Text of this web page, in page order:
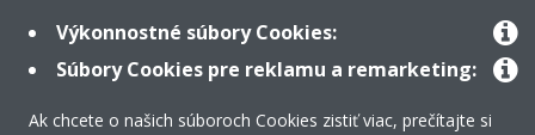
Copyright © Daikin
Výkonnostné súbory Cookies:
Súbory Cookies pre reklamu a remarketing:
Ak chcete o našich súboroch Cookies zistiť viac, prečítajte si